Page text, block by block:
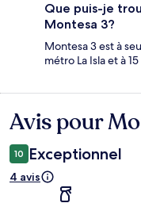
Que puis-je
Montesa 3?
Montesa 3 est à
métro La Isla et à
Avis
Avis pour
10 Exceptionnel
4 avis